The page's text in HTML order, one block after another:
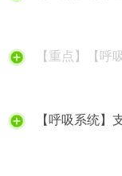
【重点】【呼
【呼吸系统】